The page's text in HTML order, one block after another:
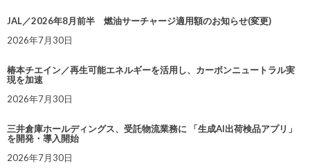
JAL／2026年8月前半 燃油サーチャージ適用額のお知らせ(変更)
2026年7月30日
椿本チエイン／再生可能エネルギーを活用し、カーボンニュートラル実
現を加速
2026年7月30日
三井倉庫ホールディングス、受託物流業務に 「生成AI出荷検品アプリ」
を開発・導入開始
2026年7月30日